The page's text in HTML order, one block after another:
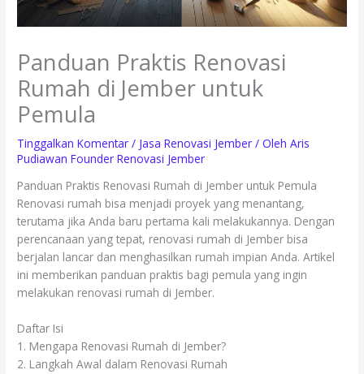
Panduan Praktis Renovasi
Rumah di Jember untuk
Pemula
Tinggalkan Komentar / Jasa Renovasi Jember / OlehAris
Pudiawan Founder Renovasi Jember
Panduan Praktis Renovasi Rumah di Jember untuk Pemula
Renovasi rumah bisa menjadi proyek yang menantang,
terutama jika Anda baru pertama kali melakukannya. Dengan
perencanaan yang tepat, renovasi rumah di Jember bisa
berjalan lancar dan menghasilkan rumah impian Anda. Artikel
ini memberikan panduan praktis bagi pemula yang ingin
melakukan renovasi rumah di Jember.
Daftar Isi
1. Mengapa Renovasi Rumah di Jember?
2. Langkah Awal dalam Renovasi Rumah